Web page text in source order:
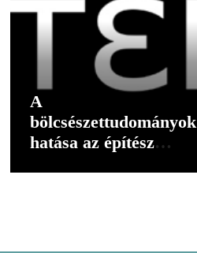
A
bölcsészettudományok
hatása az építész